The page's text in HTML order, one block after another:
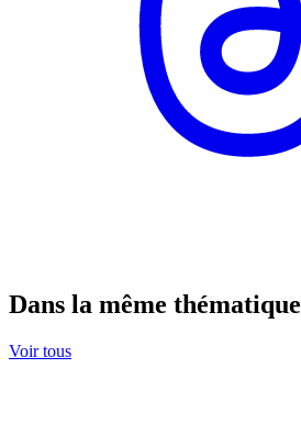
Dans la même thématique
Voir tous